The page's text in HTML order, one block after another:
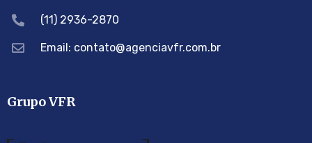
(11) 2936-2870
Email: contato@agenciavfr.com.br
Grupo VFR